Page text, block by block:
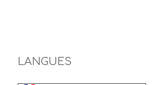
LANGUES